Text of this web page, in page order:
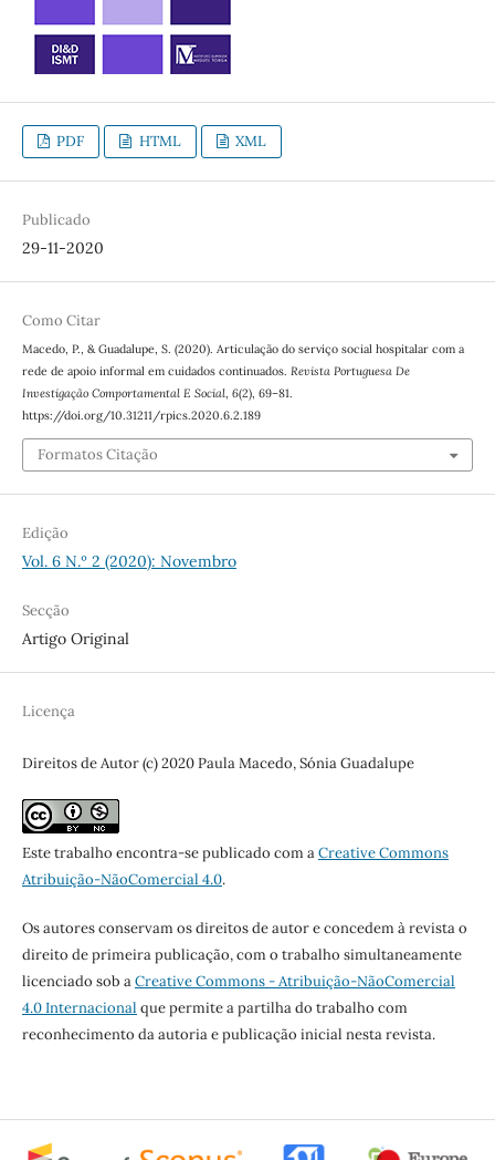
PDF HTML XML
Publicado
29-11-2020
Como Citar
Macedo, P., & Guadalupe, S. (2020). Articulação do serviço social hospitalar com a
rede de apoio informal em cuidados continuados. Revista Portuguesa De
Investigação Comportamental E Social, 6(2), 69–81.
https://doi.org/10.31211/rpics.2020.6.2.189
Formatos Citação
Edição
Vol. 6 N.º 2 (2020): Novembro
Secção
Artigo Original
Licença
Direitos de Autor (c) 2020 Paula Macedo, Sónia Guadalupe
Este trabalho encontra-se publicado com aCreative Commons
Atribuição-NãoComercial 4.0.
Os autores conservam os direitos de autor e concedem à revista o
direito de primeira publicação, com o trabalho simultaneamente
licenciado sob aCreative Commons - Atribuição-NãoComercial
4.0 Internacional que permite a partilha do trabalho com
reconhecimento da autoria e publicação inicial nesta revista.